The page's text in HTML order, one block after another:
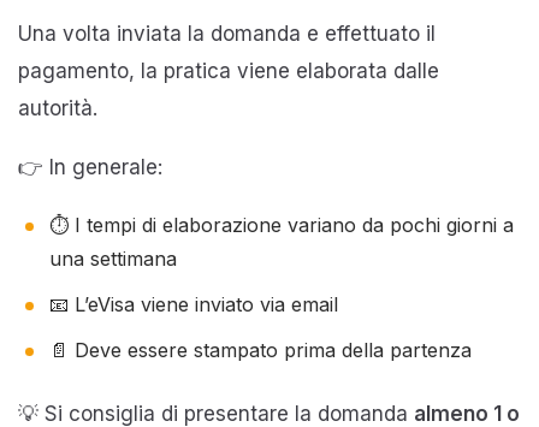
Una volta inviata la domanda e effettuato il
pagamento, la pratica viene elaborata dalle
autorità.
👉 In generale:
⏱️ I tempi di elaborazione variano da pochi giorni a
una settimana
📧 L’eVisa viene inviato via email
📄 Deve essere stampato prima della partenza
💡 Si consiglia di presentare la domanda almeno 1 o